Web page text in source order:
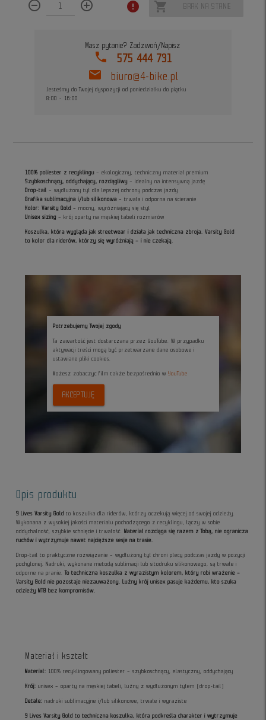
remove_circle_outline add_circle_outline error shopping_cart BRAK NA STANIE
Masz pytanie? Zadzwoń/Napisz
phone 575 444 731
mail biuro@4-bike.pl
Jesteśmy do Twojej dyspozycji od poniedziałku do piątku
8:00 - 16:00
100% poliester z recyklingu – ekologiczny, techniczny materiał premium
Szybkoschnący, oddychający, rozciągliwy – idealny na intensywną jazdę
Drop-tail
– wydłużony tył dla lepszej ochrony podczas jazdy
Grafika sublimacyjna i/lub silikonowa – trwała i odporna na ścieranie
Kolor: Varsity Gold – mocny, wyróżniający się styl
Unisex sizing – krój oparty na męskiej tabeli rozmiarów
Koszulka, która wygląda jak streetwear i działa jak techniczna zbroja.
Varsity Gold
to kolor dla riderów, którzy się wyróżniają – i nie czekają.
Potrzebujemy Twojej zgody
Ta zawartość jest dostarczana przez YouTube. W przypadku
aktywacji treści mogą być przetwarzane dane osobowe i
ustawiane pliki cookies.
Możesz zobaczyc film także bezpośrednio w YouTube
AKCEPTUJĘ
Opis produktu
9 Lives Varsity Gold to koszulka dla riderów, którzy oczekują więcej od swojej odzieży.
Wykonana z wysokiej jakości materiału pochodzącego z recyklingu, łączy w sobie
oddychalność, szybkie schnięcie i trwałość. Materiał rozciąga się razem z Tobą, nie ogranicza
ruchów i wytrzymuje nawet najcięższe sesje na trasie.
Drop-tail to praktyczne rozwiązanie – wydłużony tył chroni plecy podczas jazdy w pozycji
pochylonej. Nadruki, wykonane metodą sublimacji lub sitodruku silikonowego, są trwałe i
odporne na pranie.To techniczna koszulka z wyrazistym kolorem, który robi wrażenie –
Varsity Gold nie pozostaje niezauważony.
Luźny krój unisex pasuje każdemu, kto szuka
odzieży MTB bez kompromisów.
Materiał i kształt
Materiał: 100% recyklingowany poliester – szybkoschnący, elastyczny, oddychający
Krój: unisex – oparty na męskiej tabeli, luźny z wydłużonym tyłem (drop-tail)
Detale: nadruki sublimacyjne i/lub silikonowe, trwałe i wyraziste
9 Lives Varsity Gold to techniczna koszulka, która podkreśla charakter i wytrzymuje